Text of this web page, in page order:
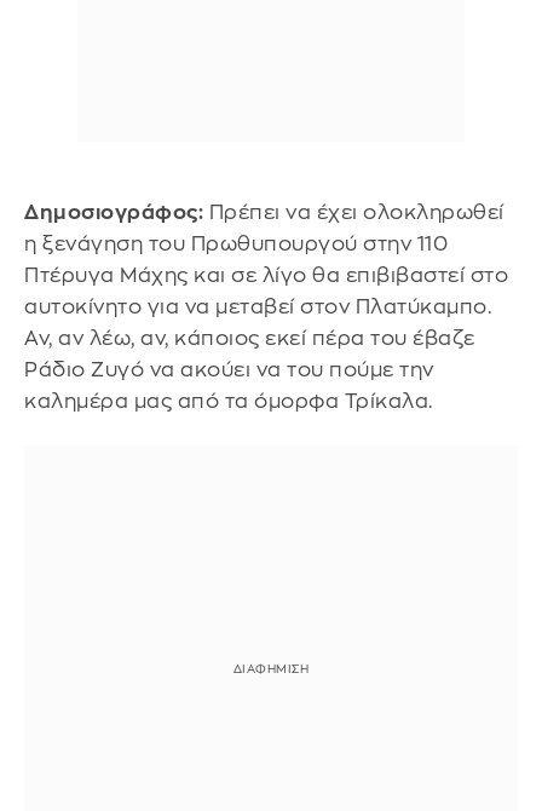
Δημοσιογράφος: Πρέπει να έχει ολοκληρωθεί
η ξενάγηση του Πρωθυπουργού στην 110
Πτέρυγα Μάχης και σε λίγο θα επιβιβαστεί στο
αυτοκίνητο για να μεταβεί στον Πλατύκαμπο.
Αν, αν λέω, αν, κάποιος εκεί πέρα του έβαζε
Ράδιο Ζυγό να ακούει να του πούμε την
καλημέρα μας από τα όμορφα Τρίκαλα.